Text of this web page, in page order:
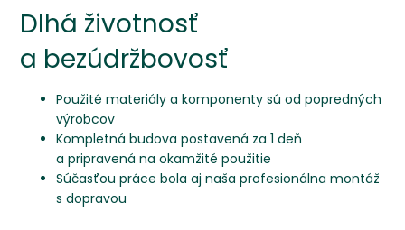
Dlhá životnosť
a bezúdržbovosť
Použité materiály a komponenty sú od popredných
výrobcov
Kompletná budova postavená za 1 deň
a pripravená na okamžité použitie
Súčasťou práce bola aj naša profesionálna montáž
s dopravou